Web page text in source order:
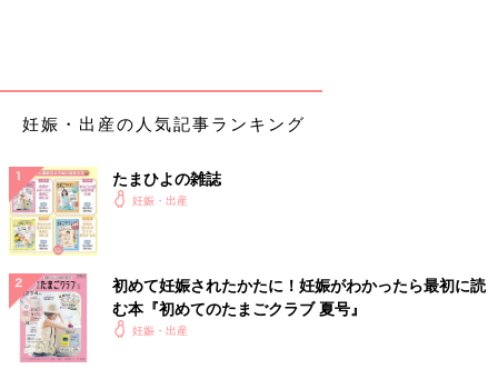
また、同じ出産予定月の人と情報交換ができる「同期ルーム」も
ありますので、ぜひ活用してみてくださいね。
「まいにちのたまひよ」ダウンロードはこちら
たまひよのアプリ「まいにちのたまひよ」は、【たまひよアプ
リ】でストア検索してもDLできます！
●この記事は個人の体験記です。
●記事の内容は2024年3月の情報で、現在と異なる場合がありま
す。
妊娠・出産の人気記事ランキング
たまひよの雑誌
妊娠・出産
初めて妊娠されたかたに！妊娠がわかったら最初に読
む本『初めてのたまごクラブ 夏号』
妊娠・出産